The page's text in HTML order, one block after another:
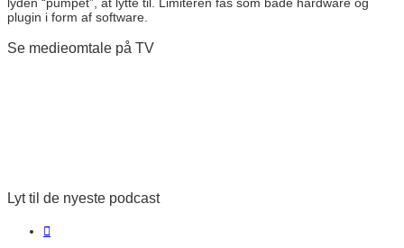
plugin i form af software.
Se medieomtale på TV
Lyt til de nyeste podcast